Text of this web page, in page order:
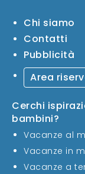
Chi siamo
Contatti
Pubblicità
Area
Cerchi
bambini?
Vacanze al
Vacanze in
Vacanze a